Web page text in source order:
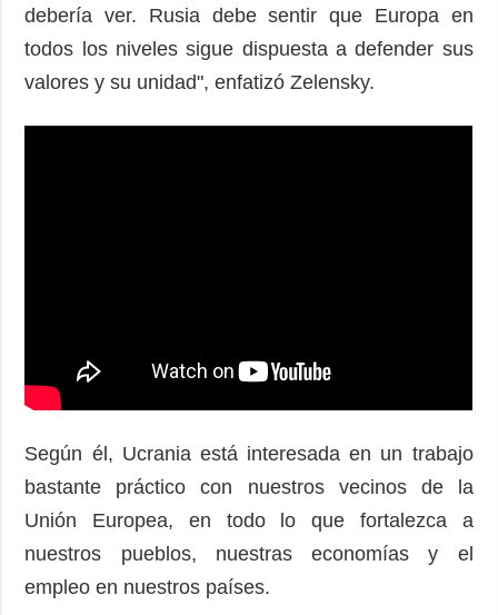
debería ver. Rusia debe sentir que Europa en
todos los niveles sigue dispuesta a defender sus
valores y su unidad", enfatizó Zelensky.
Según él, Ucrania está interesada en un trabajo
bastante práctico con nuestros vecinos de la
Unión Europea, en todo lo que fortalezca a
nuestros pueblos, nuestras economías y el
empleo en nuestros países.